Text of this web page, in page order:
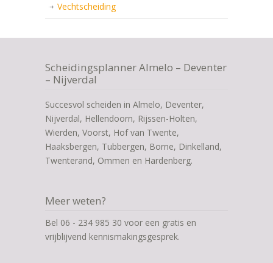
Vechtscheiding
Scheidingsplanner Almelo – Deventer
– Nijverdal
Succesvol scheiden in Almelo, Deventer,
Nijverdal, Hellendoorn, Rijssen-Holten,
Wierden, Voorst, Hof van Twente,
Haaksbergen, Tubbergen, Borne, Dinkelland,
Twenterand, Ommen en Hardenberg.
Meer weten?
Bel 06 - 234 985 30 voor een gratis en
vrijblijvend kennismakingsgesprek.